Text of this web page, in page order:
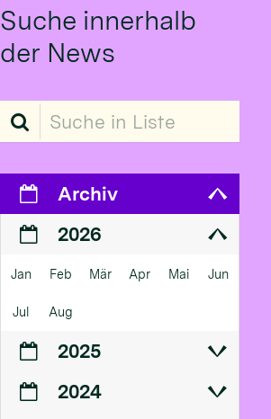
Suche innerhalb
der News
Suche in Liste
Archiv
2026
Jan Feb Mär Apr Mai Jun
Jul Aug
2025
2024